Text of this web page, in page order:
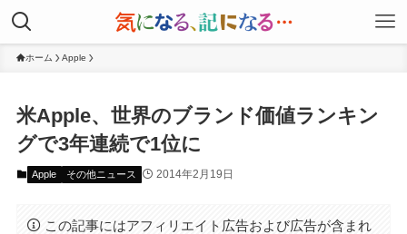
ホーム Apple
米Apple、世界のブランド価値ランキン
グで3年連続で1位に
Apple その他ニュース 2014年2月19日
この記事にはアフィリエイト広告および広告が含まれ